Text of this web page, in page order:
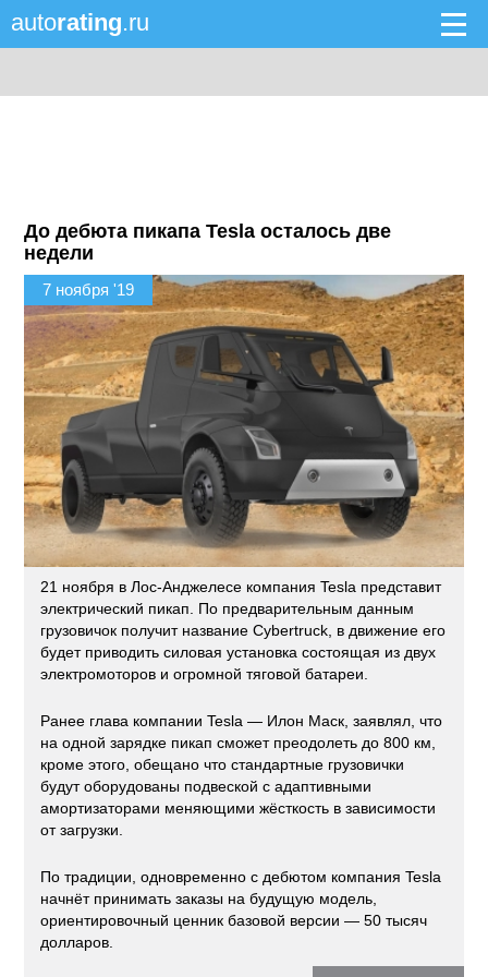
autorating.ru
До дебюта пикапа Tesla осталось две
недели
7 ноября '19
21 ноября в Лос-Анджелесе компания Tesla представит
электрический пикап. По предварительным данным
грузовичок получит название Cybertruck, в движение его
будет приводить силовая установка состоящая из двух
электромоторов и огромной тяговой батареи.
Ранее глава компании Tesla — Илон Маск, заявлял, что
на одной зарядке пикап сможет преодолеть до 800 км,
кроме этого, обещано что стандартные грузовички
будут оборудованы подвеской с адаптивными
амортизаторами меняющими жёсткость в зависимости
от загрузки.
По традиции, одновременно с дебютом компания Tesla
начнёт принимать заказы на будущую модель,
ориентировочный ценник базовой версии — 50 тысяч
долларов.